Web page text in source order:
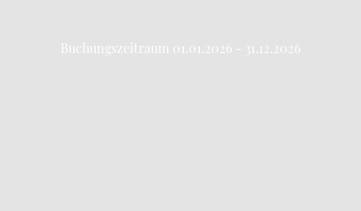
Buchungszeitraum 01.01.2026 - 31.12.2026